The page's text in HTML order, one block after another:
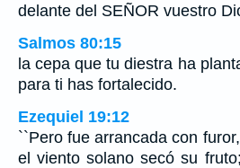
delante del SEÑOR vuestro
Salmos 80:15
la cepa que tu diestra ha
para ti has fortalecido.
Ezequiel 19:12
``Pero fue arrancada con
el viento solano secó su